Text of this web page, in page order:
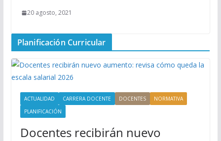
20 agosto, 2021
Planificación Curricular
ACTUALIDAD CARRERA DOCENTE DOCENTES
NORMATIVA
PLANIFICACIÓN
Docentes recibirán nuevo